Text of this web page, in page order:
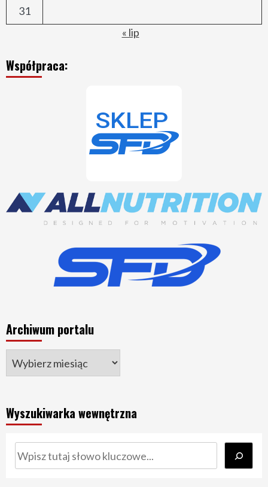
31
« lip
Współpraca:
Archiwum portalu
Wyszukiwarka wewnętrzna
Szukaj